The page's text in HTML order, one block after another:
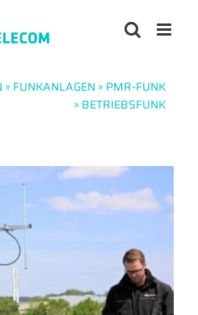
» FUNKANLAGEN » PMR-FUNK
» BETRIEBSFUNK